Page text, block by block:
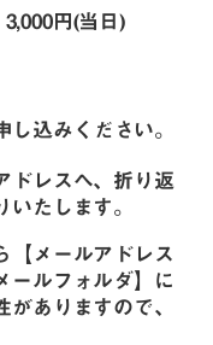
円(当日)
し込みください。
ドレスへ、折り返
いたします。
【メールアドレス
ールフォルダ】に
がありますので、